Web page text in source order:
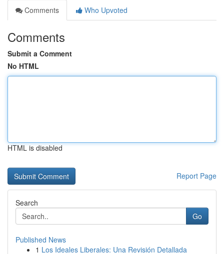
Comments
Who Upvoted
Comments
Submit a Comment
No HTML
HTML is disabled
Report Page
Search
Go
Published News
1 Los Ideales Liberales: Una Revisión Detallada